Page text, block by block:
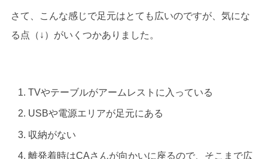
さて、こんな感じで足元はとても広いのですが、気にな
る点（↓）がいくつかありました。
TVやテーブルがアームレストに入っている
USBや電源エリアが足元にある
収納がない
離発着時はCAさんが向かいに座るので、そこまで広